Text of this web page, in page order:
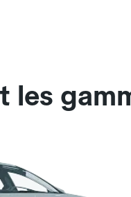
les